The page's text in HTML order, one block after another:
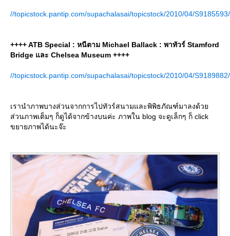
//topicstock.pantip.com/supachalasai/topicstock/2010/04/
++++ ATB Special : หนีตาม Michael Ballack : พาทัวร์ Stamford
Bridge และ Chelsea Museum ++++
//topicstock.pantip.com/supachalasai/topicstock/2010/04/
เรานำภาพบางส่วนจากการไปทัวร์สนามและพิพิธภัณฑ์มาลงด้ว
ส่วนภาพเต็มๆ ก็ดูได้จากข้างบนค่ะ ภาพใน blog จะดูเล็กๆ ก็ click
ขยายภาพได้นะจ๊ะ